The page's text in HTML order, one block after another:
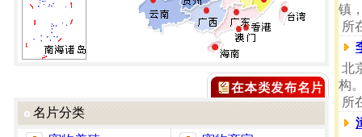
名片分类
镇
所
北
构
所